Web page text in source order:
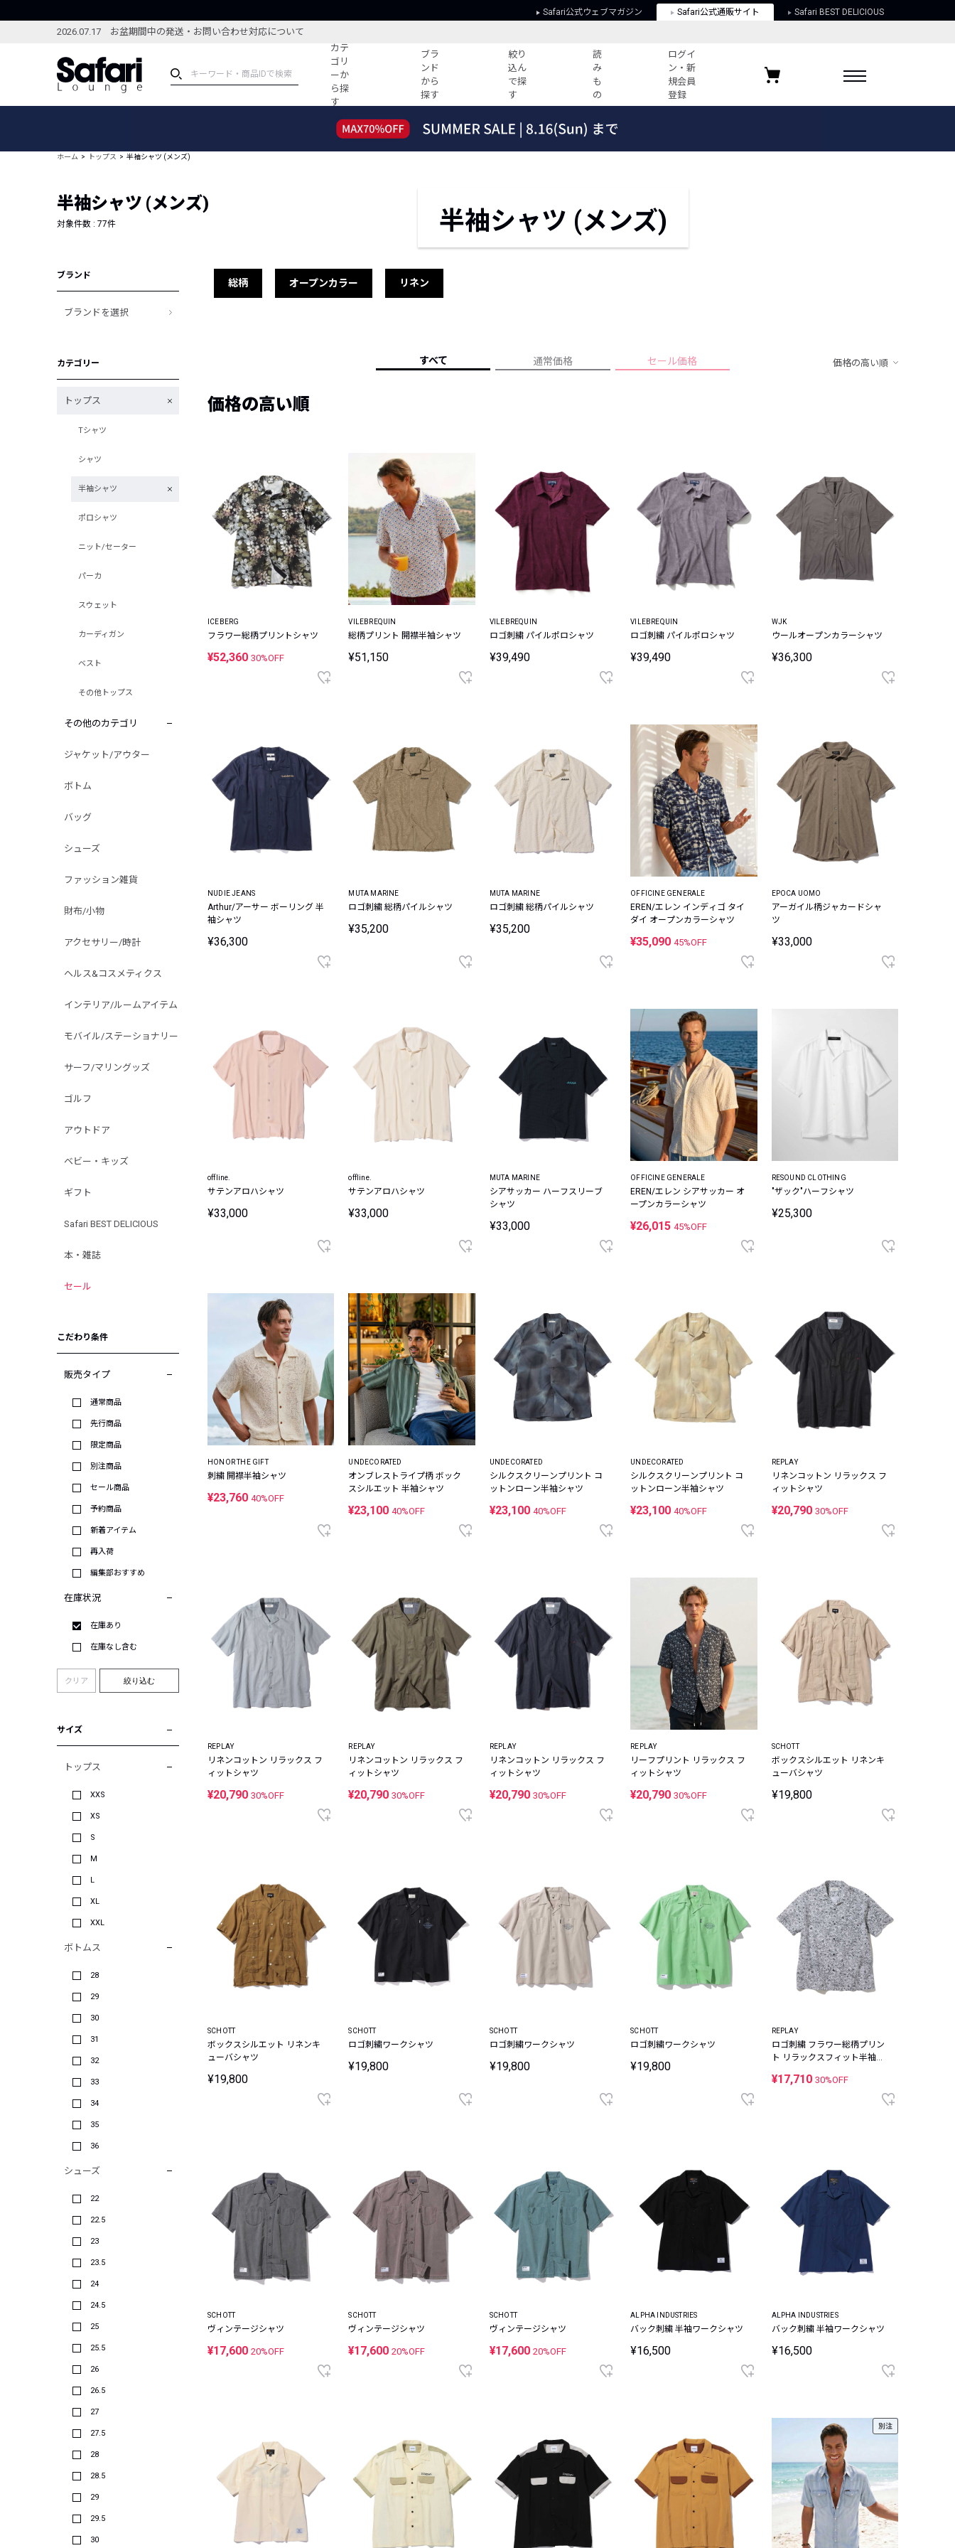
Safari公式ウェブマガジン Safari公式通販サイト Safari BEST DELICIOUS
2026.07.17 お盆期間中の発送・お問い合わせ対応について
カテ
ゴリ
ーか
ら探
す
ブラ
ンド
から
探す
絞り
込ん
で探
す
読
み
も
の
ログイ
ン・新
規会員
登録
ブランドから探す
新着アイテム
編集部のおすすめアイテム
セール
すべての記事
HOTなコーデ TOP20
新ブランドご紹介！
ピックアップアイテム
フォーカスブランド
会社概要
お気に入りブランド
ホーム トップス 半袖シャツ (メンズ)
半袖シャツ (メンズ)
対象件数 : 77件
ブランド
ブランドを選択
カテゴリー
トップス
Tシャツ
シャツ
半袖シャツ
ポロシャツ
ニット/セーター
パーカ
スウェット
カーディガン
ベスト
その他トップス
その他のカテゴリ
ジャケット/アウター
ボトム
バッグ
シューズ
ファッション雑貨
財布/小物
アクセサリー/時計
ヘルス&コスメティクス
インテリア/ルームアイテム
モバイル/ステーショナリー
サーフ/マリングッズ
ゴルフ
アウトドア
ベビー・キッズ
ギフト
Safari BEST DELICIOUS
本・雑誌
セール
こだわり条件
販売タイプ
通常商品
先行商品
限定商品
別注商品
セール商品
予約商品
新着アイテム
再入荷
編集部おすすめ
在庫状況
在庫あり
在庫なし含む
クリア 絞り込む
サイズ
トップス
XXS
XS
S
M
L
XL
XXL
ボトムス
28
29
30
31
32
33
34
35
36
シューズ
22
22.5
23
23.5
24
24.5
25
25.5
26
26.5
27
27.5
28
28.5
29
29.5
30
半袖シャツ (メンズ)
総柄 オープンカラー リネン
すべて 通常価格 セール価格 価格の高い順
価格の高い順
ICEBERG
フラワー総柄プリントシャツ
¥52,360 30%OFF
VILEBREQUIN
総柄プリント 開襟半袖シャツ
¥51,150
VILEBREQUIN
ロゴ刺繍 パイルポロシャツ
¥39,490
VILEBREQUIN
ロゴ刺繍 パイルポロシャツ
¥39,490
WJK
ウールオープンカラーシャツ
¥36,300
NUDIE JEANS
Arthur/アーサー ボーリング 半
袖シャツ
¥36,300
MUTA MARINE
ロゴ刺繍 総柄パイルシャツ
¥35,200
MUTA MARINE
ロゴ刺繍 総柄パイルシャツ
¥35,200
OFFICINE GENERALE
EREN/エレン インディゴ タイ
ダイ オープンカラーシャツ
¥35,09045%OFF
EPOCA UOMO
アーガイル柄ジャカードシャ
ツ
¥33,000
offline.
サテンアロハシャツ
¥33,000
offline.
サテンアロハシャツ
¥33,000
MUTA MARINE
シアサッカー ハーフスリーブ
シャツ
¥33,000
OFFICINE GENERALE
EREN/エレン シアサッカー オ
ープンカラーシャツ
¥26,01545%OFF
RESOUND CLOTHING
"ザック"ハーフシャツ
¥25,300
HONOR THE GIFT
刺繍 開襟半袖シャツ
¥23,760 40%OFF
UNDECORATED
オンブレストライプ柄 ボック
スシルエット 半袖シャツ
¥23,10040%OFF
UNDECORATED
シルクスクリーンプリント コ
ットンローン半袖シャツ
¥23,100 40%OFF
UNDECORATED
シルクスクリーンプリント コ
ットンローン半袖シャツ
¥23,10040%OFF
REPLAY
リネンコットン リラックス フ
ィットシャツ
¥20,790 30%OFF
REPLAY
リネンコットン リラックス フ
ィットシャツ
¥20,790 30%OFF
REPLAY
リネンコットン リラックス フ
ィットシャツ
¥20,79030%OFF
REPLAY
リネンコットン リラックス フ
ィットシャツ
¥20,790 30%OFF
REPLAY
リーフプリント リラックス フ
ィットシャツ
¥20,79030%OFF
SCHOTT
ボックスシルエット リネンキ
ューバシャツ
¥19,800
SCHOTT
ボックスシルエット リネンキ
ューバシャツ
¥19,800
SCHOTT
ロゴ刺繍ワークシャツ
¥19,800
SCHOTT
ロゴ刺繍ワークシャツ
¥19,800
SCHOTT
ロゴ刺繍ワークシャツ
¥19,800
REPLAY
ロゴ刺繍 フラワー総柄プリン
ト リラックスフィット半袖シ
¥17,710 30%OFF
SCHOTT
ヴィンテージシャツ
¥17,600 20%OFF
SCHOTT
ヴィンテージシャツ
¥17,60020%OFF
SCHOTT
ヴィンテージシャツ
¥17,600 20%OFF
ALPHA INDUSTRIES
バック刺繍 半袖ワークシャツ
¥16,500
ALPHA INDUSTRIES
バック刺繍 半袖ワークシャツ
¥16,500
別注